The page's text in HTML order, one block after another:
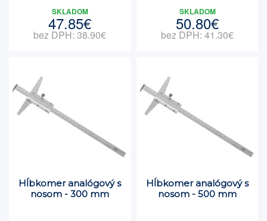
SKLADOM
47.85€
bez DPH: 38.90€
SKLADOM
50.80€
bez DPH: 41.30€
Hĺbkomer analógový s
nosom - 300 mm
Hĺbkomer analógový s
nosom - 500 mm